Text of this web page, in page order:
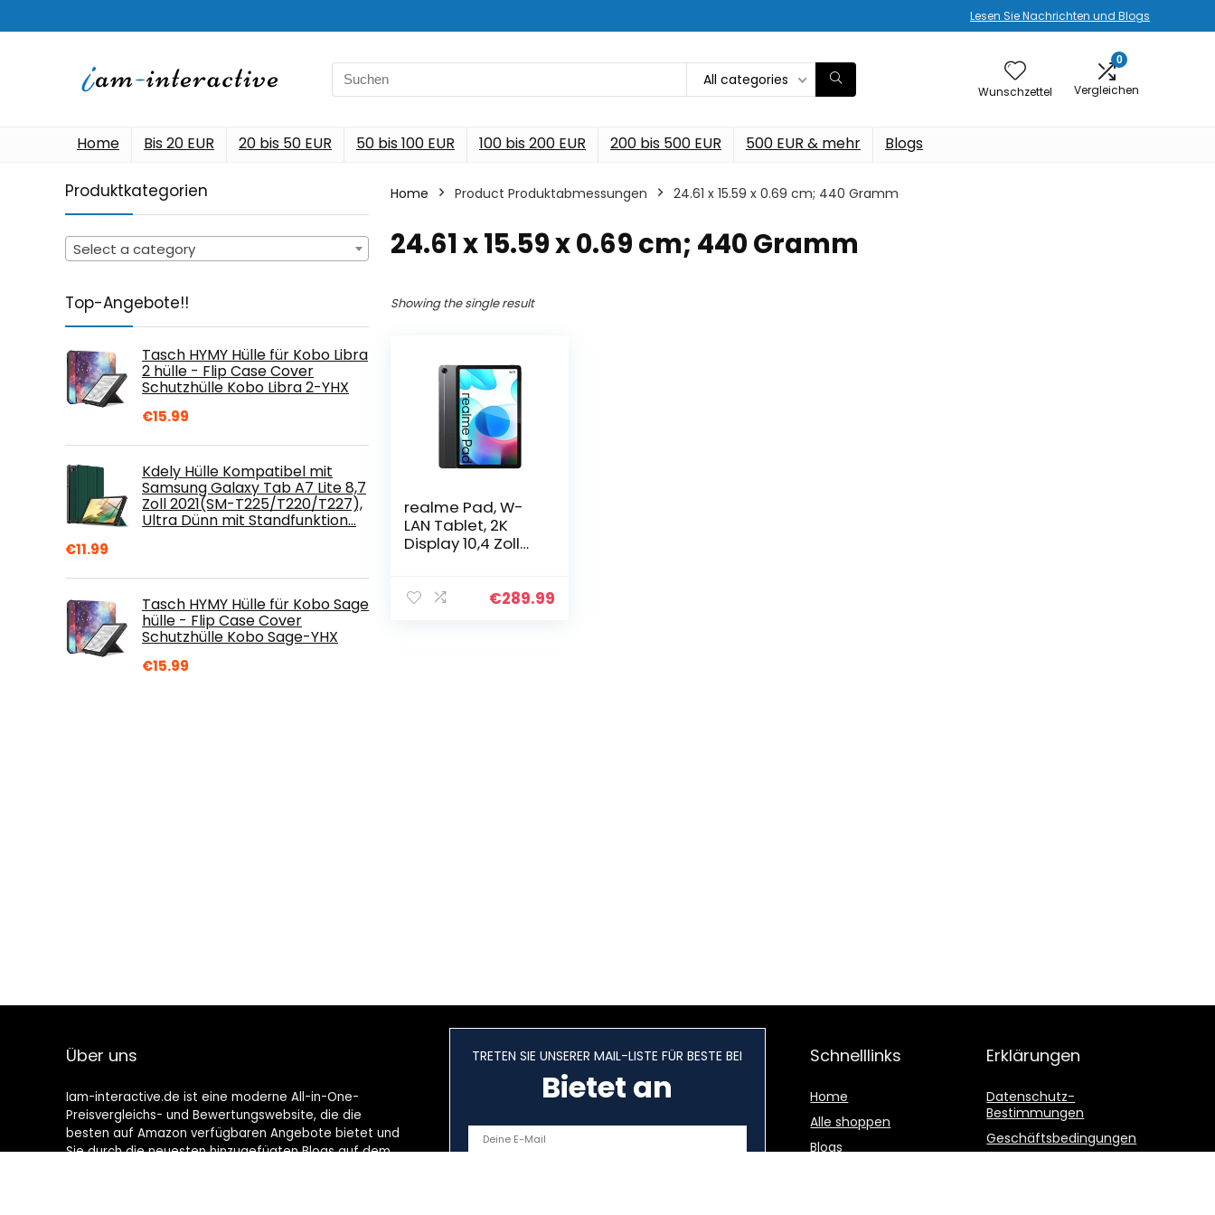
Lesen Sie Nachrichten und Blogs
Search
for:
All categories
Wunschzettel
0
Vergleichen
Home Bis 20 EUR 20 bis 50 EUR 50 bis 100 EUR 100 bis 200 EUR 200 bis 500 EUR 500 EUR & mehr Blogs
Produktkategorien
Select a category
Top-Angebote!!
Tasch HYMY Hülle für Kobo Libra
2 hülle - Flip Case Cover
Schutzhülle Kobo Libra 2-YHX
€15.99
Kdely Hülle Kompatibel mit
Samsung Galaxy Tab A7 Lite 8,7
Zoll 2021(SM-T225/T220/T227),
Ultra Dünn mit Standfunktion…
€11.99
Tasch HYMY Hülle für Kobo Sage
hülle - Flip Case Cover
Schutzhülle Kobo Sage-YHX
€15.99
Home Product Produktabmessungen ‎24.61 x 15.59 x 0.69 cm; 440 Gramm
‎24.61 x 15.59 x 0.69 cm; 440 Gramm
Showing the single result
realme Pad, W-
LAN Tablet, 2K
Display 10,4 Zoll
Speakers, MTK
€289.99
Über uns
Iam-interactive.de ist eine moderne All-in-One-
Preisvergleichs- und Bewertungswebsite, die die
besten auf Amazon verfügbaren Angebote bietet und
Sie durch die neuesten hinzugefügten Blogs auf dem
TRETEN SIE UNSERER MAIL-LISTE FÜR BESTE BEI
Bietet an
Schnelllinks
Home
Alle shoppen
Blogs
Erklärungen
Datenschutz-
Bestimmungen
Geschäftsbedingungen